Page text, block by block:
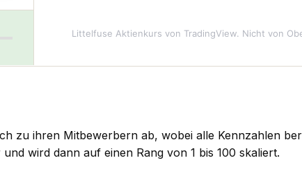
Littelfuse Aktienkurs von TradingView. Nicht von
zu ihren Mitbewerbern ab, wobei alle Kennzahlen
wird dann auf einen Rang von 1 bis 100 skaliert.